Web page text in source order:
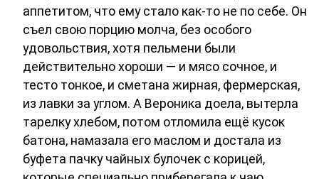
аппетитом, что ему стало как-то не по себе. Он
съел свою порцию молча, без особого
удовольствия, хотя пельмени были
действительно хороши — и мясо сочное, и
тесто тонкое, и сметана жирная, фермерская,
из лавки за углом. А Вероника доела, вытерла
тарелку хлебом, потом отломила ещё кусок
батона, намазала его маслом и достала из
буфета пачку чайных булочек с корицей,